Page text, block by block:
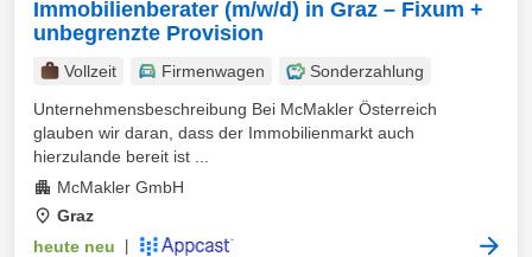
Immobilienberater (m/w/d) in Graz – Fixum +
unbegrenzte Provision
Vollzeit Firmenwagen
Sonderzahlung
Unternehmensbeschreibung Bei McMakler Österreich
glauben wir daran, dass der Immobilienmarkt auch
hierzulande bereit ist ...
McMakler GmbH
Graz
heute neu